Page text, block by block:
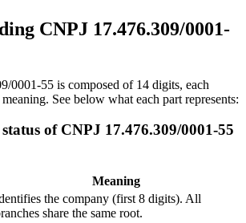
CNPJ 17.476.309/0001-
0001-55 is composed of 14 digits, each
See below what each part represents:
of CNPJ 17.476.309/0001-55
Meaning
the company (first 8 digits). All
share the same root.